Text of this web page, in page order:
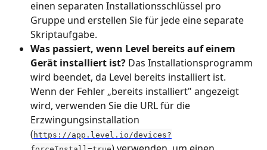
einen separaten Installationsschlüssel pro
Gruppe und erstellen Sie für jede eine separate
Skriptaufgabe.
Was passiert, wenn Level bereits auf einem
Gerät installiert ist? Das Installationsprogramm
wird beendet, da Level bereits installiert ist.
Wenn der Fehler „bereits installiert" angezeigt
wird, verwenden Sie die URL für die
Erzwingungsinstallation
( https://app.level.io/devices?